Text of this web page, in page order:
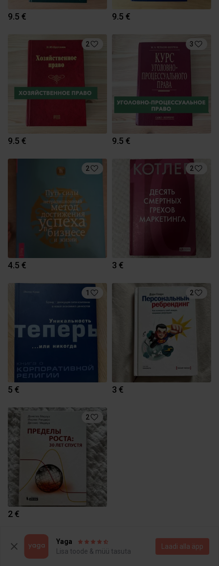
9.5 € 9.5 €
2
9.5 €
3
9.5 €
2
4.5 €
2
3 €
1
5 €
2
3 €
2
2 €
Yaga pealehele
Yaga
Lisa toode & müü tasuta
Laadi alla äpp